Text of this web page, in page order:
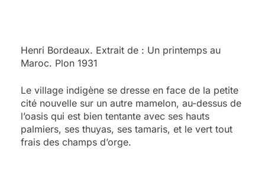
Henri Bordeaux. Extrait de : Un printemps au
Maroc. Plon 1931
Le village indigène se dresse en face de la petite
cité nouvelle sur un autre mamelon, au-dessus de
l’oasis qui est bien tentante avec ses hauts
palmiers, ses thuyas, ses tamaris, et le vert tout
frais des champs d’orge.